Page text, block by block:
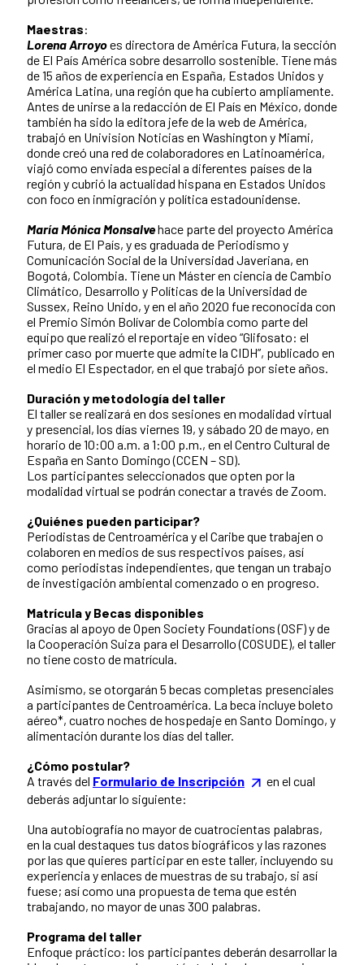
Maestras:
Lorena Arroyoes directora de América Futura, la sección
de El País América sobre desarrollo sostenible. Tiene más
de 15 años de experiencia en España, Estados Unidos y
América Latina, una región que ha cubierto ampliamente.
Antes de unirse a la redacción de El País en México, donde
también ha sido la editora jefe de la web de América,
trabajó en Univision Noticias en Washington y Miami,
donde creó una red de colaboradores en Latinoamérica,
viajó como enviada especial a diferentes países de la
región y cubrió la actualidad hispana en Estados Unidos
con foco en inmigración y política estadounidense.
María Mónica Monsalvehace parte del proyecto América
Futura, de El País, y es graduada de Periodismo y
Comunicación Social de la Universidad Javeriana, en
Bogotá, Colombia. Tiene un Máster en ciencia de Cambio
Climático, Desarrollo y Políticas de la Universidad de
Sussex, Reino Unido, y en el año 2020 fue reconocida con
el Premio Simón Bolívar de Colombia como parte del
equipo que realizó el reportaje en video “Glifosato: el
primer caso por muerte que admite la CIDH”, publicado en
el medio El Espectador, en el que trabajó por siete años.
Duración y metodología del taller
El taller se realizará en dos sesiones en modalidad virtual
y presencial, los días viernes 19, y sábado 20 de mayo, en
horario de 10:00 a.m. a 1:00 p.m., en el Centro Cultural de
España en Santo Domingo (CCEN – SD).
Los participantes seleccionados que opten por la
modalidad virtual se podrán conectar a través de Zoom.
¿Quiénes pueden participar?
Periodistas de Centroamérica y el Caribe que trabajen o
colaboren en medios de sus respectivos países, así
como periodistas independientes, que tengan un trabajo
de investigación ambiental comenzado o en progreso.
Matrícula y Becas disponibles
Gracias al apoyo de Open Society Foundations (OSF) y de
la Cooperación Suiza para el Desarrollo (COSUDE), el taller
no tiene costo de matrícula.
Asimismo, se otorgarán 5 becas completas presenciales
a participantes de Centroamérica. La beca incluye boleto
aéreo*, cuatro noches de hospedaje en Santo Domingo, y
alimentación durante los días del taller.
¿Cómo postular?
A través del Formulario de Inscripción
en el cual
deberás adjuntar lo siguiente:
Una autobiografía no mayor de cuatrocientas palabras,
en la cual destaques tus datos biográficos y las razones
por las que quieres participar en este taller, incluyendo su
experiencia y enlaces de muestras de su trabajo, si así
fuese; así como una propuesta de tema que estén
trabajando, no mayor de unas 300 palabras.
Programa del taller
Enfoque práctico: los participantes deberán desarrollar la